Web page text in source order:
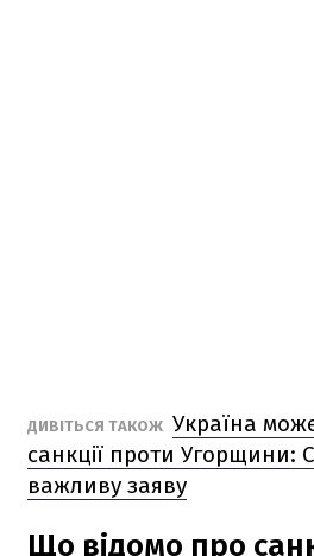
ДИВІТЬСЯ ТАКОЖ Україна
санкції проти Угорщини:
важливу заяву
Що відомо про